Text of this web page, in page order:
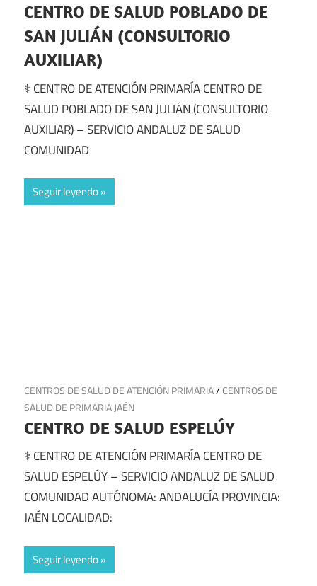
CENTRO DE SALUD POBLADO DE
SAN JULIÁN (CONSULTORIO
AUXILIAR)
⚕️ CENTRO DE ATENCIÓN PRIMARÍA CENTRO DE
SALUD POBLADO DE SAN JULIÁN (CONSULTORIO
AUXILIAR) – SERVICIO ANDALUZ DE SALUD
COMUNIDAD
Seguir leyendo
18 de julio de 2025
CENTROS DE SALUD DE ATENCIÓN PRIMARIA/CENTROS DE
SALUD DE PRIMARIA JAÉN
CENTRO DE SALUD ESPELÚY
⚕️ CENTRO DE ATENCIÓN PRIMARÍA CENTRO DE
SALUD ESPELÚY – SERVICIO ANDALUZ DE SALUD
COMUNIDAD AUTÓNOMA: ANDALUCÍA PROVINCIA:
JAÉN LOCALIDAD:
Seguir leyendo